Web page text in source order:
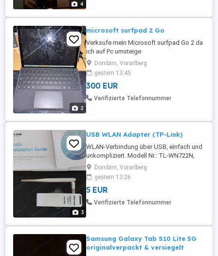
4
2
microsoft surfpad 2 Go
Verksufe mein Microsoft surfpad Go 2 da
ich auf Pc umsteige
Dornbirn, Vorarlberg
gestern 13:45
300 EUR
Verifizierte Telefonnummer
3
USB WLAN Adapter (TP-Link)
WLAN-Verbindung über USB, einfach und
unkompliziert. Modell Nr.: TL-WN722N,
Details siehe Bilder.
Dornbirn, Vorarlberg
gestern 13:26
5 EUR
Verifizierte Telefonnummer
Samsung Galaxy Tab S10 Lite 5G
originalverpackt & versiegelt